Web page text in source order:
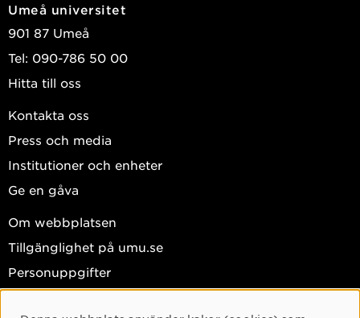
Umeå universitet
901 87 Umeå
Tel: 090-786 50 00
Hitta till oss
Kontakta oss
Press och media
Institutioner och enheter
Ge en gåva
Om webbplatsen
Tillgänglighet på umu.se
Personuppgifter